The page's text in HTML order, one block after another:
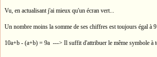
Vu, en actualisant j'ai mieux qu'un écran vert...
Un nombre moins la somme de ses chiffres est toujours égal à
10a+b - (a+b) = 9a ---> Il suffit d'attribuer le même symbole à